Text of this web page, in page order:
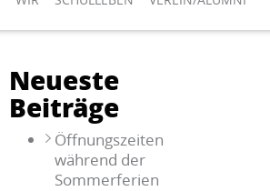
Neueste
Beiträge
Öffnungszeiten
während der
Sommerferien